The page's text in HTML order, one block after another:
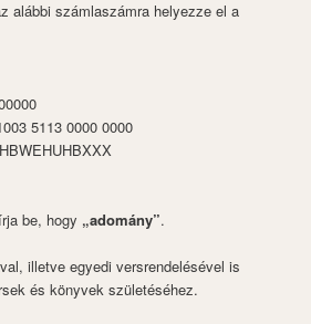
alábbi számlaszámra helyezze el a
5113 0000 0000
be, hogy „adomány”.
illetve egyedi versrendelésével is
és könyvek születéséhez.